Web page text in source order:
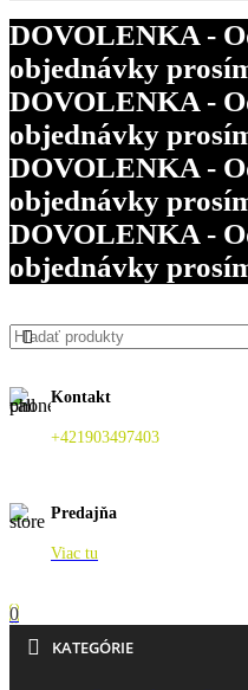
DOVOLENKA -
objednávky
DOVOLENKA -
objednávky
DOVOLENKA -
objednávky
DOVOLENKA -
objednávky
Kontakt
+421903497403
Predajňa
Viac tu
0
KATEGÓRIE